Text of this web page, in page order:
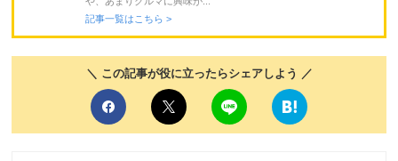
記事一覧はこちら >
＼ この記事が役に立ったらシェアしよう ／